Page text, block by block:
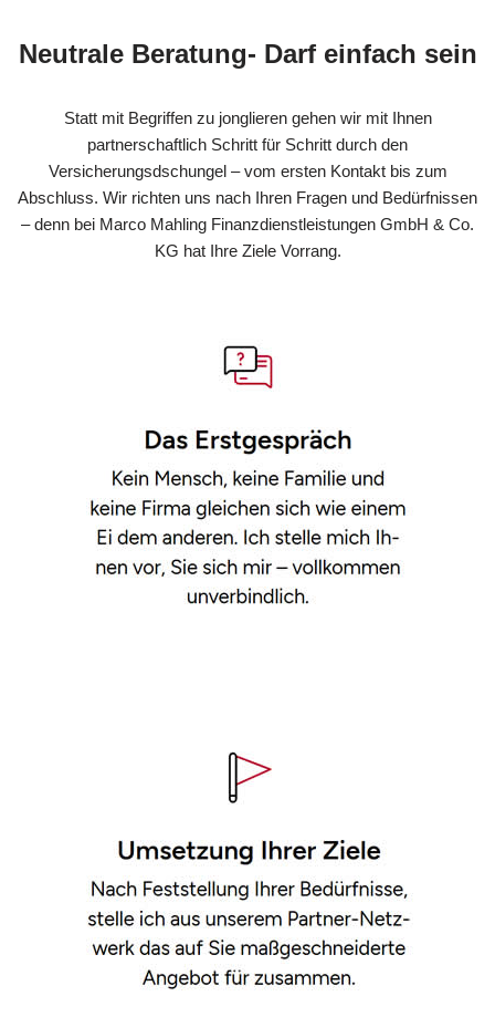
Neutrale Beratung- Darf einfach sein
Statt mit Begriffen zu jonglieren gehen wir mit Ihnen
partnerschaftlich Schritt für Schritt durch den
Versicherungsdschungel – vom ersten Kontakt bis zum
Abschluss. Wir richten uns nach Ihren Fragen und Bedürfnissen
– denn bei Marco Mahling Finanzdienstleistungen GmbH & Co.
KG hat Ihre Ziele Vorrang.